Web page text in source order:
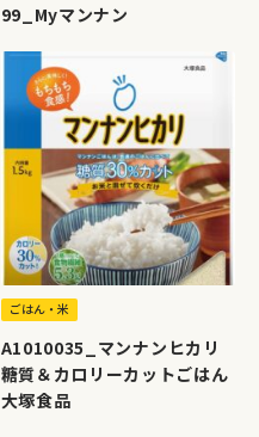
99_Myマンナン
ごはん・米
A1010035_マンナンヒカリ
糖質＆カロリーカットごはん
大塚食品